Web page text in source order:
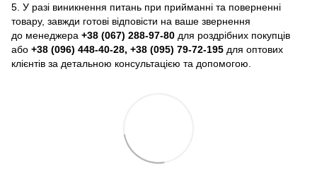
5. У разі виникнення питань при прийманні та поверненні
товару, завжди готові відповісти на ваше звернення
до менеджера +38 (067) 288-97-80 для роздрібних покупців
або +38 (096) 448-40-28, +38 (095) 79-72-195 для оптових
клієнтів за детальною консультацією та допомогою.